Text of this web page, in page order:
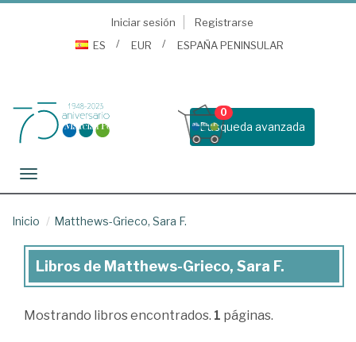
Iniciar sesión
Registrarse
ES
EUR ESPAÑA PENINSULAR
Busqueda avanzada
0
Toggle navigation
Inicio Matthews-Grieco, Sara F.
Libros
Matthews-
Libros de Matthews-Grieco, Sara F.
Mostrando libros encontrados. 1 páginas.